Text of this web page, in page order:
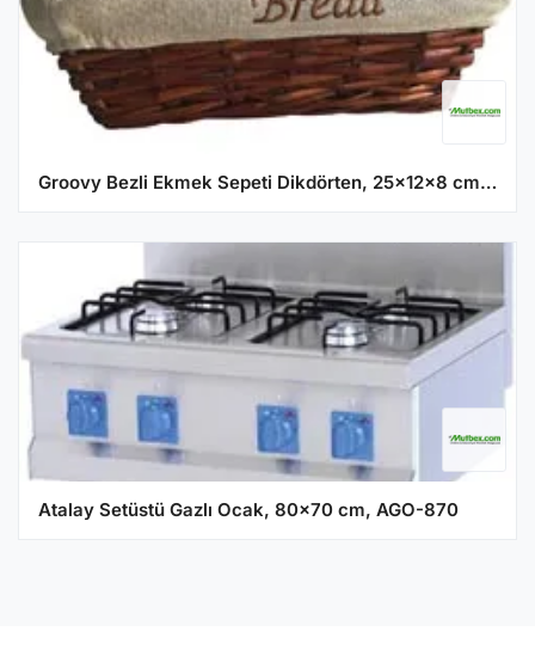
Groovy Bezli Ekmek Sepeti Dikdörten, 25x12x8 cm, Hasır
Atalay Setüstü Gazlı Ocak, 80x70 cm, AGO-870